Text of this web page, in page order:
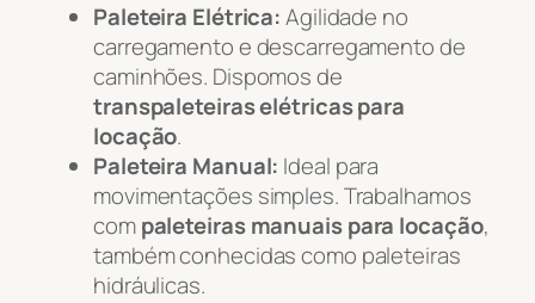
Paleteira Elétrica:Agilidade no
carregamento e descarregamento de
caminhões. Dispomos de
transpaleteiras elétricas para
locação.
Paleteira Manual: Ideal para
movimentações simples. Trabalhamos
compaleteiras manuais para locação,
também conhecidas como paleteiras
hidráulicas.